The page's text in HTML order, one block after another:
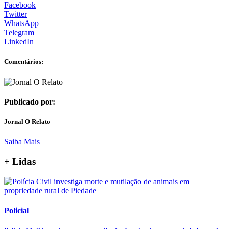
Facebook
Twitter
WhatsApp
Telegram
LinkedIn
Comentários:
Publicado por:
Jornal O Relato
Saiba Mais
+ Lidas
Policial